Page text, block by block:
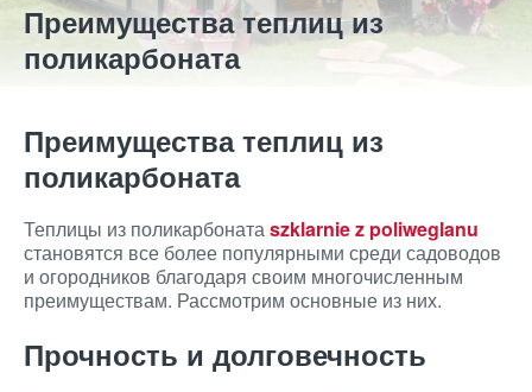
Преимущества теплиц из
поликарбоната
Преимущества теплиц из
поликарбоната
Теплицы из поликарбонатаszklarnie z poliweglanu
становятся все более популярными среди садоводов
и огородников благодаря своим многочисленным
преимуществам. Рассмотрим основные из них.
Прочность и долговечность